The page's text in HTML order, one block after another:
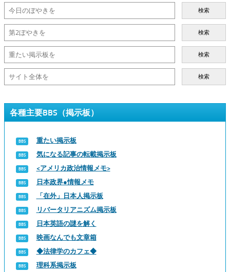
検索
検索
検索
検索
各種主要BBS（掲示板）
重たい掲示板
気になる記事の転載掲示板
<アメリカ政治情報メモ>
日本政界●情報メモ
「在外」日本人掲示板
リバータリアニズム掲示板
日本英語の謎を解く
映画なんでも文章箱
◆法律学のカフェ◆
理科系掲示板